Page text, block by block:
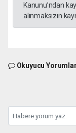
Kanunu’ndan
alınmaksızın
Okuyucu